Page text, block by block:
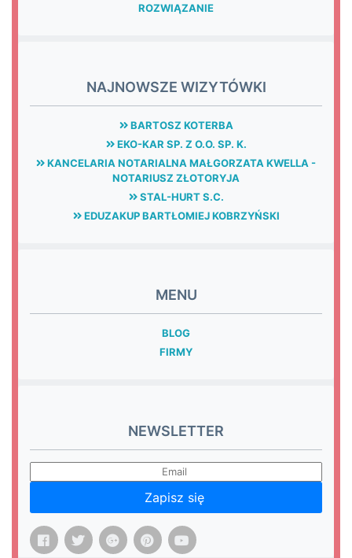
ROZWIĄZANIE
NAJNOWSZE WIZYTÓWKI
BARTOSZ KOTERBA
EKO-KAR SP. Z O.O. SP. K.
KANCELARIA NOTARIALNA MAŁGORZATA KWELLA -
NOTARIUSZ ZŁOTORYJA
STAL-HURT S.C.
EDUZAKUP BARTŁOMIEJ KOBRZYŃSKI
MENU
BLOG
FIRMY
NEWSLETTER
Zapisz się